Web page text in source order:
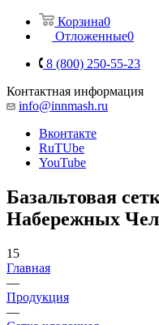
Корзина0
Отложенные0
8 (800) 250-55-23
Контактная информация
info@innmash.ru
Вконтакте
RuTUbe
YouTube
Базальтовая
Набережных
15
Главная
—
Продукция
—